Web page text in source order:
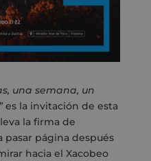
una semana, un
es la invitación de esta
la firma de
pasar página después
hacia el Xacobeo